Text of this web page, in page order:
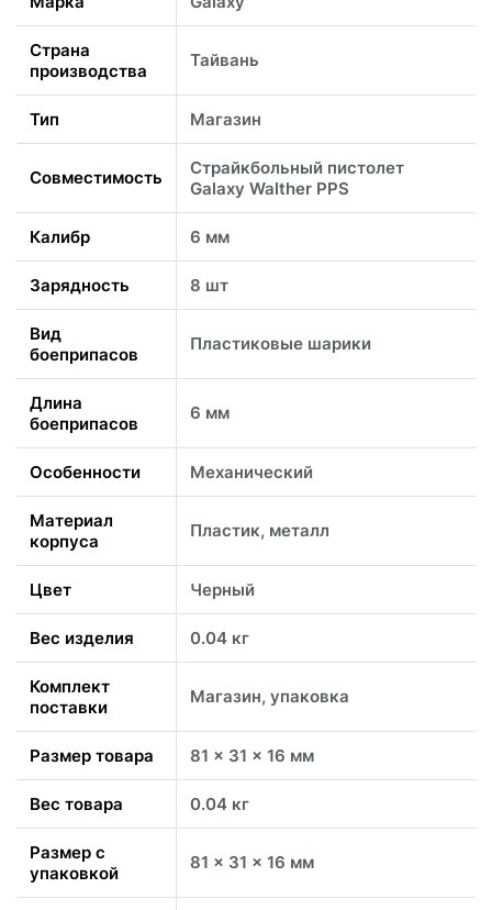
Страна
производства
Тайвань
Тип Магазин
Совместимость
Страйкбольный пистолет
Galaxy Walther PPS
Калибр 6 мм
Зарядность 8 шт
Вид
боеприпасов
Пластиковые шарики
Длина
боеприпасов
6 мм
Особенности Механический
Материал
корпуса
Пластик, металл
Цвет Черный
Вес изделия 0.04 кг
Комплект
поставки
Магазин, упаковка
Размер товара 81 x 31 x 16 мм
Вес товара 0.04 кг
Размер с
упаковкой
81 x 31 x 16 мм